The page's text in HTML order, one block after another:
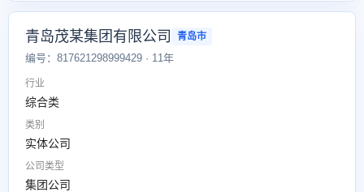
青岛茂某集团有限公司 青岛市
编号：817621298999429 · 11年
行业
综合类
类别
实体公司
公司类型
集团公司